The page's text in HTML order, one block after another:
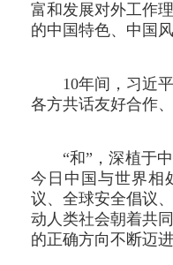
富和发展对外工作
的中国特色、中国
10年间，习近
各方共话友好合作
“和”，深植于
今日中国与世界相
议、全球安全倡议
动人类社会朝着共
的正确方向不断迈进